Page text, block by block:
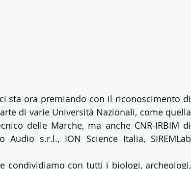
sta ora premiando con il riconoscimento di
di varie Università Nazionali, come quella
delle Marche, ma anche CNR-IRBIM di
Audio s.r.l., ION Science Italia, SIREMLab
condividiamo con tutti i biologi, archeologi,